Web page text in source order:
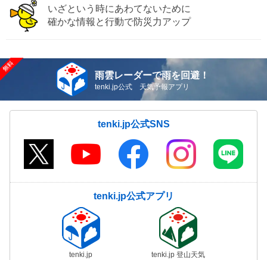
いざという時にあわてないために
確かな情報と行動で防災力アップ
雨雲レーダーで雨を回避！
tenki.jp公式 天気予報アプリ
tenki.jp公式SNS
tenki.jp公式アプリ
tenki.jp tenki.jp 登山天気